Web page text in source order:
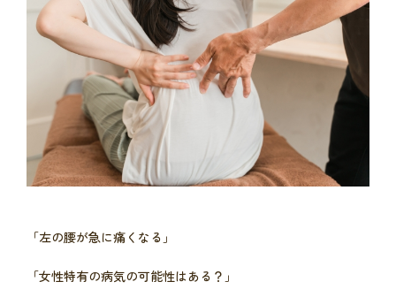
「左の腰が急に痛くなる」
「女性特有の病気の可能性はある？」